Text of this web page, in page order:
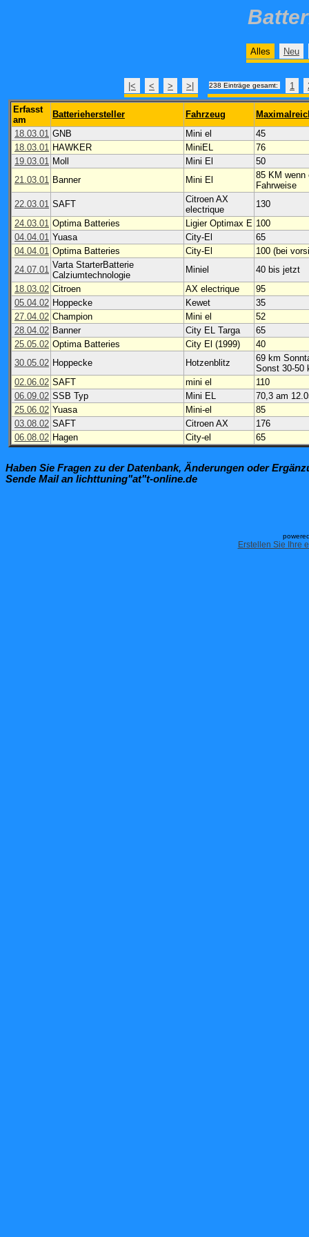
Alles Neu
|< < > >| 238 Einträge gesamt: 1
Erfasst
am
Batteriehersteller Fahrzeug
18.03.01 GNB Mini el
45
18.03.01 HAWKER MiniEL
76
19.03.01 Moll Mini El
50
21.03.01 Banner Mini El
85 KM wenn
Fahrweise
22.03.01 SAFT
Citroen AX
electrique
130
24.03.01 Optima Batteries Ligier Optimax E 100
04.04.01 Yuasa City-El
65
04.04.01 Optima Batteries City-El
100 (bei
24.07.01 Varta StarterBatterie
Calziumtechnologie
Miniel
40 bis jetzt
18.03.02 Citroen AX electrique
95
05.04.02 Hoppecke Kewet
35
27.04.02 Champion Mini el
52
28.04.02 Banner City EL Targa
65
25.05.02 Optima Batteries City El (1999)
40
30.05.02 Hoppecke Hotzenblitz
69 km
Sonst 30-50
02.06.02 SAFT mini el
110
06.09.02 SSB Typ Mini EL
70,3 am
25.06.02 Yuasa Mini-el
85
03.08.02 SAFT Citroen AX
176
06.08.02 Hagen City-el 65
Haben Sie Fragen zu der Datenbank, Änderungen oder
Sende Mail an lichttuning"at"t-online.de
Erstellen Sie Ihre